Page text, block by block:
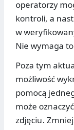
operatorzy
kontroli, a
w
Nie wymaga
Poza tym
możliwość
pomocą
może
zdjęciu.